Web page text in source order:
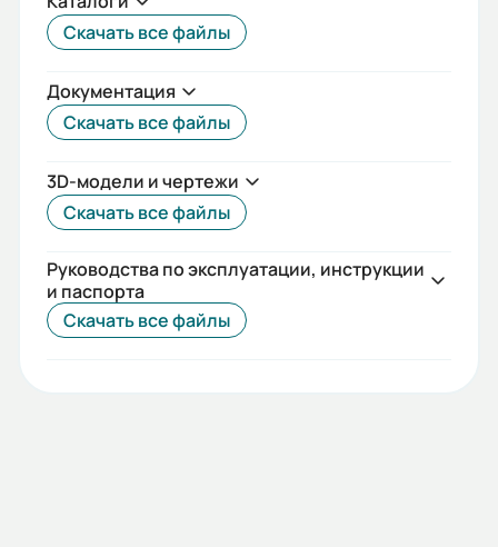
Класс защиты (IP):
55
Температурный диапазон:
+40°
Длина сердечника статора:
S
2
Вес (кг):
Скачать все файлы
Документация
Скачать все файлы
3D-модели и чертежи
Скачать все файлы
Руководства по эксплуатации, инструкции
и паспорта
Скачать все файлы